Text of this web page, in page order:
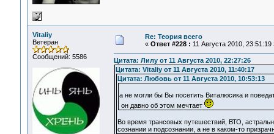
Vitaliy
Ветеран
Сообщений: 5586
Re: Теория всего
« Ответ #228 : 11 Августа 2010, 23:51:19
Цитата: Лилу от 11 Августа 2010, 22:27:26
Цитата: Vitaliy от 11 Августа 2010, 11:40:17
Цитата: Любовь от 11 Августа 2010, 10:53:13
а не могли бы Вы посетить Виталюсика и
он давно об этом мечтает
Во время трансовых путешествий, ВТО,
сознании и подсознании, а не в каком-то